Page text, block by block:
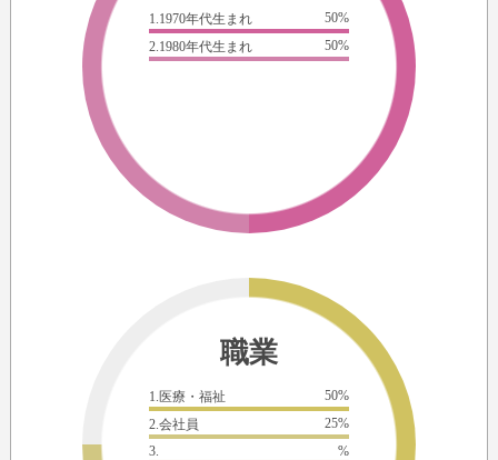
1.1970年代生まれ
50%
2.1980年代生まれ
50%
職業
1.医療・福祉
50%
2.会社員
25%
3.
%